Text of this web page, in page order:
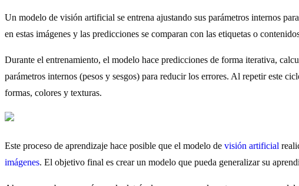
Un modelo de visión artificial se entrena ajustando sus parámetros internos
en estas imágenes y las predicciones se comparan con las etiquetas o
Durante el entrenamiento, el modelo hace predicciones de forma iterativa,
parámetros internos (pesos y sesgos) para reducir los errores. Al repetir este
formas, colores y texturas.
Este proceso de aprendizaje hace posible que el modelo de visión artificial
imágenes. El objetivo final es crear un modelo que pueda generalizar su